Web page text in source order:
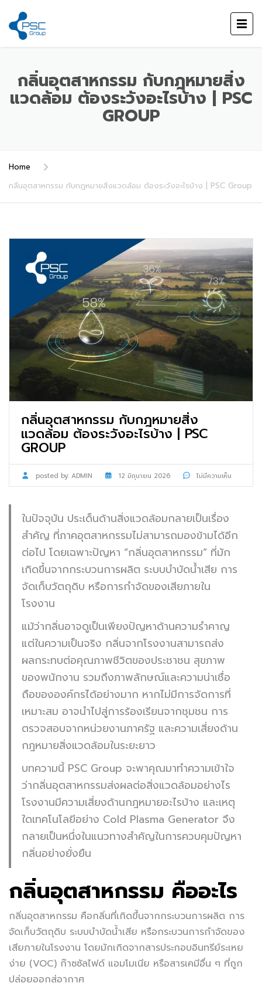
กลิ่นอุตสาหกรรม กับกฎหมายสิ่ง
แวดล้อม ต้องระวังอะไรบ้าง | PSC
GROUP
Home
กลิ่นอุตสาหกรรม กับกฎหมายสิ่งแวดล้อม ต้องระวังอะไรบ้าง | PSC Group
กลิ่นอุตสาหกรรม กับกฎหมายสิ่ง
แวดล้อม ต้องระวังอะไรบ้าง | PSC
GROUP
posted by: ADMIN 12 มิถุนายน 2026 ไม่มีความเห็น
ในปัจจุบัน ประเด็นด้านสิ่งแวดล้อมกลายเป็นเรื่อง
สำคัญ ที่ภาคอุตสาหกรรมไม่สามารถมองข้ามได้อีก
ต่อไป โดยเฉพาะปัญหา “กลิ่นอุตสาหกรรม” ที่มัก
เกิดขึ้นจากกระบวนการผลิต ระบบบำบัดน้ำเสีย การ
จัดเก็บวัตถุดิบ หรือการกำจัดของเสียภายใน
โรงงาน
แม้ว่ากลิ่นอาจดูเป็นเพียงปัญหาด้านความรำคาญ
แต่ในความเป็นจริง กลิ่นจากโรงงานสามารถส่ง
ผลกระทบต่อคุณภาพชีวิตของประชาชน สุขภาพ
ของพนักงาน รวมถึงภาพลักษณ์และความน่าเชื่อ
ถือขององค์กรได้อย่างมาก หากไม่มีการจัดการที่
เหมาะสม อาจนำไปสู่การร้องเรียนจากชุมชน การ
ตรวจสอบจากหน่วยงานภาครัฐ และความเสี่ยงด้าน
กฎหมายสิ่งแวดล้อมในระยะยาว
บทความนี้ PSC Group จะพาคุณมาทำความเข้าใจ
ว่ากลิ่นอุตสาหกรรมส่งผลต่อสิ่งแวดล้อมอย่างไร
โรงงานมีความเสี่ยงด้านกฎหมายอะไรบ้าง และเหตุ
ใดเทคโนโลยีอย่าง Cold Plasma Generator จึง
กลายเป็นหนึ่งในแนวทางสำคัญในการควบคุมปัญหา
กลิ่นอย่างยั่งยืน
กลิ่นอุตสาหกรรม คืออะไร
กลิ่นอุตสาหกรรม คือกลิ่นที่เกิดขึ้นจากกระบวนการผลิต การ
จัดเก็บวัตถุดิบ ระบบบำบัดน้ำเสีย หรือกระบวนการกำจัดของ
เสียภายในโรงงาน โดยมักเกิดจากสารประกอบอินทรีย์ระเหย
ง่าย (VOC) ก๊าซซัลไฟด์ แอมโมเนีย หรือสารเคมีอื่น ๆ ที่ถูก
ปล่อยออกสู่อากาศ